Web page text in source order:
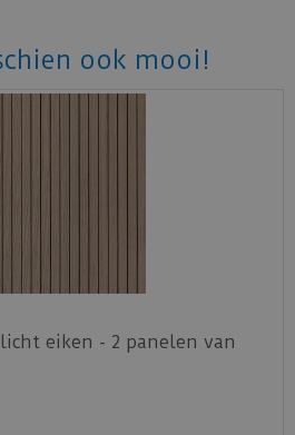
aangezien de panelen
onderhoudsadvies pvc
ook mooi!
eiken - 2 panelen van